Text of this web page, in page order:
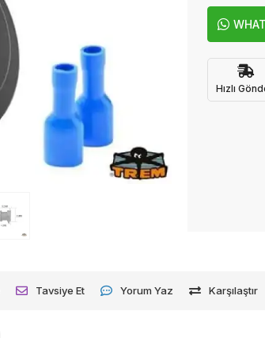
Hızlı
Tavsiye Et Yorum Yaz Karşılaştır